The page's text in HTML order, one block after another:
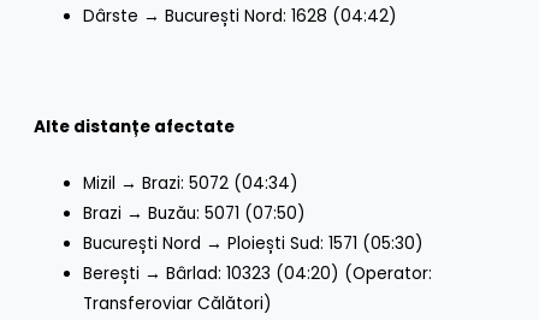
Dârste → București Nord: 1628 (04:42)
Alte distanțe afectate
Mizil → Brazi: 5072 (04:34)
Brazi → Buzău: 5071 (07:50)
București Nord → Ploiești Sud: 1571 (05:30)
Berești → Bârlad: 10323 (04:20) (Operator:
Transferoviar Călători)